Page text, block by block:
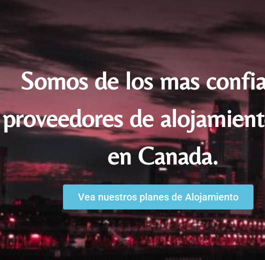
Somos de los mas
proveedores de
en Canada.
Vea nuestros planes de Alojamiento